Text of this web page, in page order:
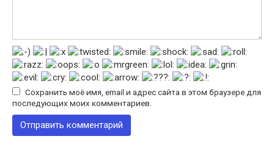
Сохранить моё имя, email и адрес сайта в этом браузере для
последующих моих комментариев.